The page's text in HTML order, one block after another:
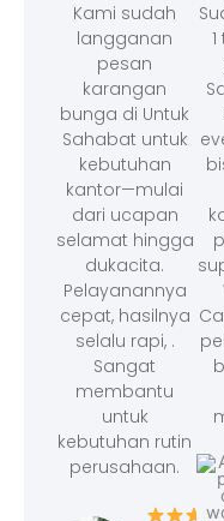
Kami sudah
langganan
pesan
karangan
bunga di Untuk
Sahabat untuk
kebutuhan
kantor—mulai
dari ucapan
selamat hingga
dukacita.
Pelayanannya
cepat, hasilnya
selalu rapi, .
Sangat
membantu
untuk
kebutuhan rutin
perusahaan.